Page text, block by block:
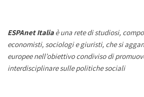
ESPAnet Italiaè una rete di studiosi,
economisti, sociologi e giuristi, che si
europee nell’obiettivo condiviso di
interdisciplinare sulle politiche sociali